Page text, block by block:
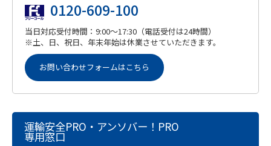
0120-609-100
当日対応受付時間：9:00～17:30（電話受付は24時間）
※土、日、祝日、年末年始は休業させていただきます。
お問い合わせフォームはこちら
運輸安全PRO・アンソバー！PRO
専用窓口